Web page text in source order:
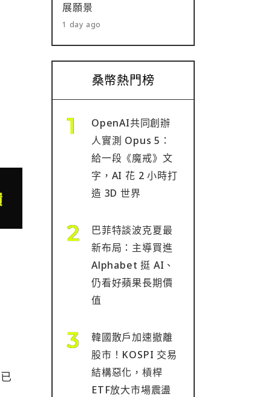
展願景
1 day ago
桑幣熱門榜
OpenAI共同創辦
人實測 Opus 5：
給一段《魔戒》文
字，AI 花 2 小時打
造 3D 世界
巴菲特談波克夏最
新布局：主導買進
Alphabet 挺 AI、
仍看好蘋果長期價
值
韓國散戶加速撤離
股市！KOSPI 交易
結構惡化，槓桿
ETF放大市場震盪